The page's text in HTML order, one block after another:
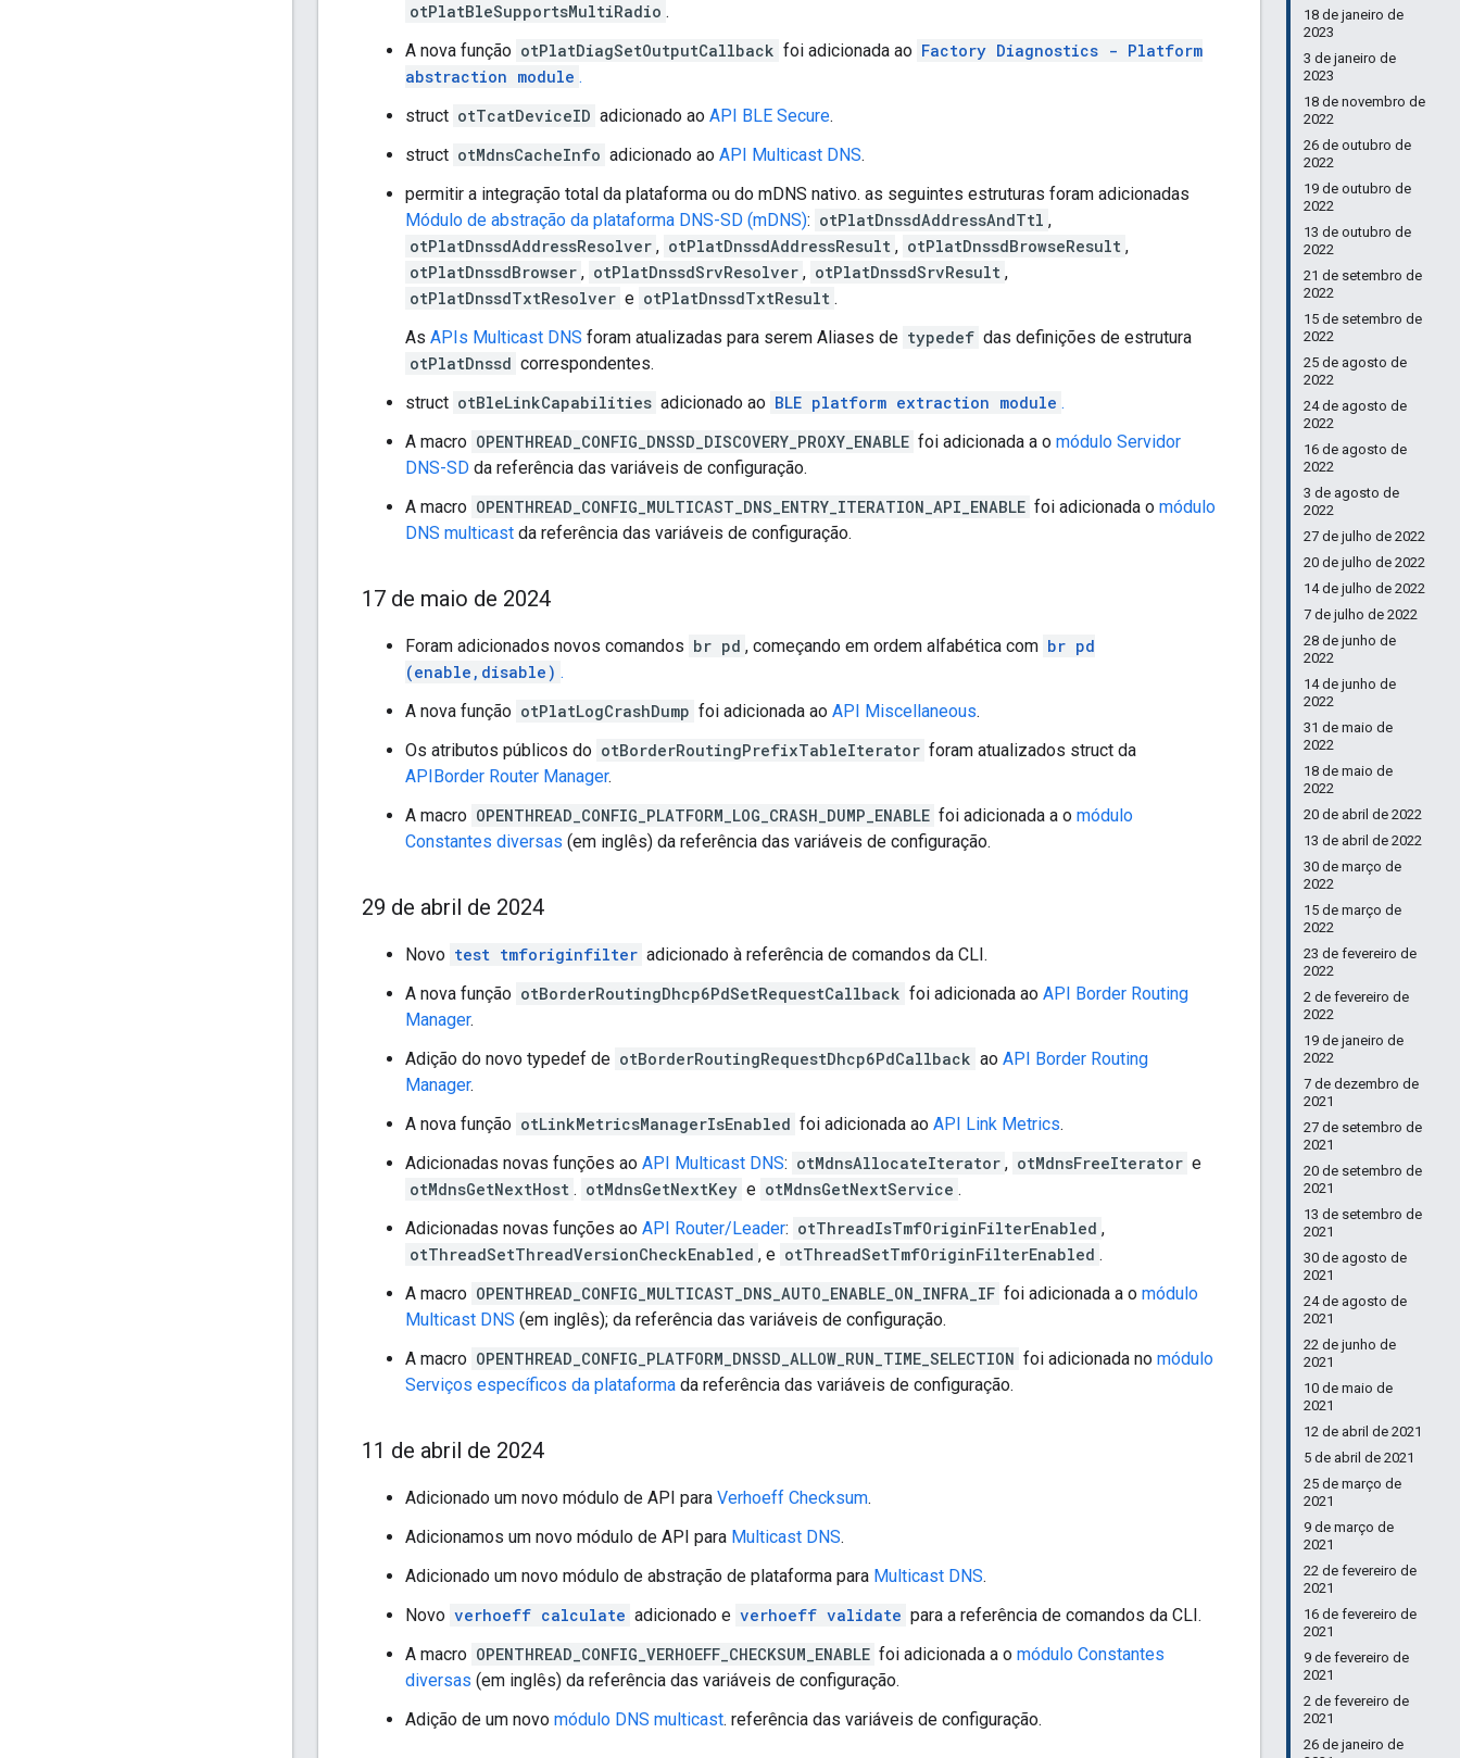
18 de janeiro de
2023
3 de janeiro de
2023
18 de novembro de
2022
26 de outubro de
2022
19 de outubro de
2022
13 de outubro de
2022
21 de setembro de
2022
15 de setembro de
2022
25 de agosto de
2022
24 de agosto de
2022
16 de agosto de
2022
3 de agosto de
2022
27 de julho de 2022
20 de julho de 2022
14 de julho de 2022
7 de julho de 2022
28 de junho de
2022
14 de junho de
2022
31 de maio de
2022
18 de maio de
2022
20 de abril de 2022
13 de abril de 2022
30 de março de
2022
15 de março de
2022
23 de fevereiro de
2022
2 de fevereiro de
2022
19 de janeiro de
2022
7 de dezembro de
2021
27 de setembro de
2021
20 de setembro de
2021
13 de setembro de
2021
30 de agosto de
2021
24 de agosto de
2021
22 de junho de
2021
10 de maio de
2021
12 de abril de 2021
5 de abril de 2021
25 de março de
2021
9 de março de
2021
22 de fevereiro de
2021
16 de fevereiro de
2021
9 de fevereiro de
2021
2 de fevereiro de
2021
26 de janeiro de
otPlatBleSupportsMultiRadio .
A nova função otPlatDiagSetOutputCallback foi adicionada ao Factory Diagnostics - Platform
abstraction module .
struct otTcatDeviceID adicionado ao API BLE Secure.
struct otMdnsCacheInfo adicionado ao API Multicast DNS.
permitir a integração total da plataforma ou do mDNS nativo. as seguintes estruturas foram adicionadas
Módulo de abstração da plataforma DNS-SD (mDNS): otPlatDnssdAddressAndTtl ,
otPlatDnssdAddressResolver , otPlatDnssdAddressResult , otPlatDnssdBrowseResult ,
otPlatDnssdBrowser , otPlatDnssdSrvResolver , otPlatDnssdSrvResult ,
otPlatDnssdTxtResolver e otPlatDnssdTxtResult .
As APIs Multicast DNS foram atualizadas para serem Aliases de typedef das definições de estrutura
otPlatDnssd correspondentes.
struct otBleLinkCapabilities adicionado ao BLE platform extraction module .
A macro OPENTHREAD_CONFIG_DNSSD_DISCOVERY_PROXY_ENABLE foi adicionada a o módulo Servidor
DNS-SD da referência das variáveis de configuração.
A macro OPENTHREAD_CONFIG_MULTICAST_DNS_ENTRY_ITERATION_API_ENABLE foi adicionada o módulo
DNS multicast da referência das variáveis de configuração.
17 de maio de 2024
Foram adicionados novos comandos br pd , começando em ordem alfabética com br pd
(enable,disable) .
A nova função otPlatLogCrashDump foi adicionada ao API Miscellaneous.
Os atributos públicos do otBorderRoutingPrefixTableIterator foram atualizados struct da
APIBorder Router Manager.
A macro OPENTHREAD_CONFIG_PLATFORM_LOG_CRASH_DUMP_ENABLE foi adicionada a o módulo
Constantes diversas (em inglês) da referência das variáveis de configuração.
29 de abril de 2024
Novo test tmforiginfilter adicionado à referência de comandos da CLI.
A nova função otBorderRoutingDhcp6PdSetRequestCallback foi adicionada ao API Border Routing
Manager.
Adição do novo typedef de otBorderRoutingRequestDhcp6PdCallback ao API Border Routing
Manager.
A nova função otLinkMetricsManagerIsEnabled foi adicionada ao API Link Metrics.
Adicionadas novas funções ao API Multicast DNS: otMdnsAllocateIterator , otMdnsFreeIterator e
otMdnsGetNextHost . otMdnsGetNextKey e otMdnsGetNextService .
Adicionadas novas funções ao API Router/Leader: otThreadIsTmfOriginFilterEnabled ,
otThreadSetThreadVersionCheckEnabled , e otThreadSetTmfOriginFilterEnabled .
A macro OPENTHREAD_CONFIG_MULTICAST_DNS_AUTO_ENABLE_ON_INFRA_IF foi adicionada a o módulo
Multicast DNS (em inglês); da referência das variáveis de configuração.
A macro OPENTHREAD_CONFIG_PLATFORM_DNSSD_ALLOW_RUN_TIME_SELECTION foi adicionada no módulo
Serviços específicos da plataforma da referência das variáveis de configuração.
11 de abril de 2024
Adicionado um novo módulo de API para Verhoeff Checksum.
Adicionamos um novo módulo de API para Multicast DNS.
Adicionado um novo módulo de abstração de plataforma para Multicast DNS.
Novo verhoeff calculate adicionado e verhoeff validate para a referência de comandos da CLI.
A macro OPENTHREAD_CONFIG_VERHOEFF_CHECKSUM_ENABLE foi adicionada a o módulo Constantes
diversas (em inglês) da referência das variáveis de configuração.
Adição de um novo módulo DNS multicast. referência das variáveis de configuração.